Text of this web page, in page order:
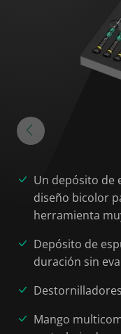
Un depósito de
diseño bicolor
herramienta
Depósito de
duración sin
Mango